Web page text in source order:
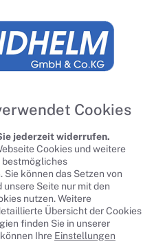
Musterbäder»Komfort-Bad 7 ㎡
Cookies
jederzeit widerrufen.
Cookies und weitere
bestmögliches
können das Setzen von
Seite nur mit den
nutzen. Weitere
Übersicht der Cookies
finden Sie in unserer
Ihre Einstellungen